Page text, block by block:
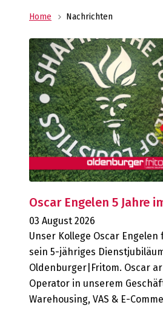
Home Nachrichten
Oscar Engelen 5 Jahre
03 August 2026
Unser Kollege Oscar
sein 5-jähriges
Oldenburger|Fritom. Oscar
Operator in unserem
Warehousing, VAS & E-